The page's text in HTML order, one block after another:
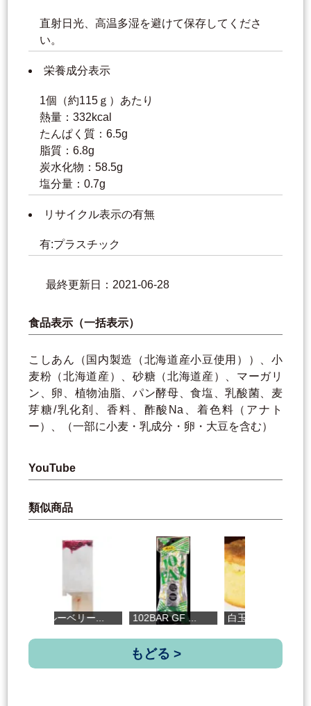
直射日光、高温多湿を避けて保存してくださ
い。
栄養成分表示
1個（約115ｇ）あたり
熱量：332kcal
たんぱく質：6.5g
脂質：6.8g
炭水化物：58.5g
塩分量：0.7g
リサイクル表示の有無
有:プラスチック
最終更新日：2021-06-28
食品表示（一括表示）
こしあん（国内製造（北海道産小豆使用））、小
麦粉（北海道産）、砂糖（北海道産）、マーガリ
ン、卵、植物油脂、パン酵母、食塩、乳酸菌、麦
芽糖/乳化剤、香料、酢酸Na、着色料（アナト
ー）、（一部に小麦・乳成分・卵・大豆を含む）
YouTube
類似商品
ブルーベリー... 102BAR GF ... 白玉糖シフォ...
もどる >